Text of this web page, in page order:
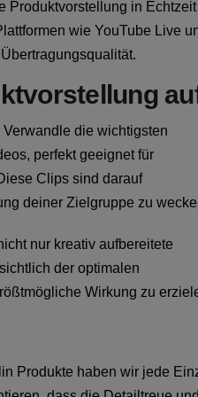
Produktvorstellung in Echtzeit
wie YouTube Live
die wichtigsten
perfekt geeignet für
Clips sind darauf
deiner Zielgruppe zu
nur kreativ aufbereitete
der optimalen
Wirkung zu
Produkte haben wir jede